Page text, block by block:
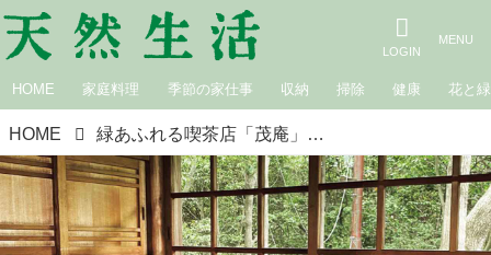
HOME 家庭料理 季節の家仕事 収納 掃除 健康 花と緑
HOME 緑あふれる喫茶店「茂庵」（京都・京都）。京都・吉田山の山頂に立つ、大正時代の喫茶空間／手づくり暮らし研究家・美濃羽まゆみさんのお気に入り